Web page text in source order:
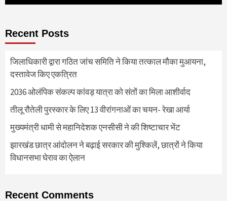
Recent Posts
जिलाधिकारी द्वारा गठित जांच समिति ने किया तत्काल मौका मुआयना,
दस्तावेज किए एकत्रित
2036 ओलंपिक संकल्प कांवड़ यात्रा को संतों का मिला आशीर्वाद
तीलू रौतेली पुरस्कार के लिए 13 वीरांगनाओं का चयन- रेखा आर्या
मुख्यमंत्री धामी से महानिदेशक एनसीसी ने की शिष्टाचार भेंट
झारखंड छात्र आंदोलन ने बढ़ाई सरकार की मुश्किलें, छात्रों ने किया
विधानसभा घेराव का ऐलान
Recent Comments